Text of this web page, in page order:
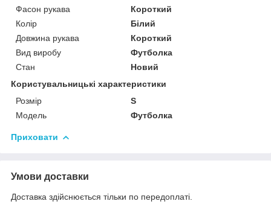
Фасон рукава
Короткий
Колір
Білий
Довжина рукава
Короткий
Вид виробу
Футболка
Стан
Новий
Користувальницькі характеристики
Розмір
S
Модель
Футболка
Приховати
Умови доставки
Доставка здійснюється тільки по передоплаті.